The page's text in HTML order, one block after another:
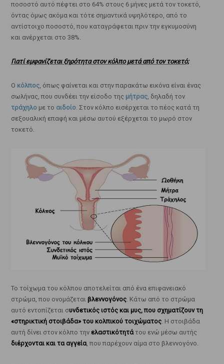
ποσοστό αυτό πέφτει στο 64% στους 6 μήνες μετά τον τοκετό,
όντας όμως ακόμα και τότε σημαντικά υψηλότερο, από το
αντίστοιχο ποσοστό, που καταγράφεται πριν την εγκυμοσύνη
και ανέρχεται στο 38%.
Γιατί εμφανίζεται ξηρότητα στον κόλπο μετά από τον τοκετό;
Ο κόλπος, όπως φαίνεται και στην παρακάτω εικόνα είναι ένας
σωλήνας, που συνδέει την είσοδο της μήτρας, δηλαδή τον
τράχηλο με το αιδοίο. Στον κόλπο εισέρχεται το πέος κατά τη
σεξουαλική επαφή και μέσω αυτού εξέρχεται το μωρό στον
τοκετό.
Το τοίχωμα του κόλπου αποτελείται από ένα επιφανειακό
στρώμα, που ονομάζεται βλεννογόνος. Κάτω από το στρώμα
αυτό εντοπίζεται συνδετικός ιστός και μυς, που σχηματίζουν τη
«στηρικτική στοιβάδα» του κολπικού τοιχώματος. Η στοιβάδα
αυτή δίνει στον κόλπο την ελαστικότητάτου ενώ μέσω αυτής
διέρχονται και τα αγγεία, που παρέχουν αίμα στο βλεννογόνο.